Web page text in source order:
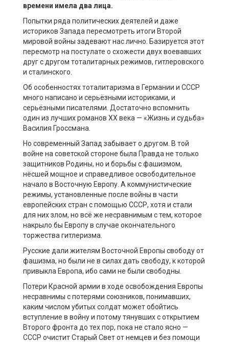
времени имела два лица.
Попытки ряда политических деятелей и даже
историков Запада пересмотреть итоги Второй
мировой войны задевают нас лично. Базируется этот
пересмотр на постулате о схожести двух воевавших
друг с другом тоталитарных режимов, гитлеровского
и сталинского.
Об особенностях тоталитаризма в Германии и СССР
много написано и серьёзными историками, и
серьёзными писателями. Достаточно вспомнить
один из лучших романов ХХ века — «Жизнь и судьба»
Василия Гроссмана.
Но современный Запад забывает о другом. В той
войне на советской стороне была Правда не только
защитников Родины, но и борьбы с фашизмом,
нёсшей мощное и справедливое освободительное
начало в Восточную Европу. А коммунистические
режимы, установленные после войны в части
европейских стран с помощью СССР, хотя и стали
для них злом, но всё же несравнимым с тем, которое
накрыло бы Европу в случае окончательного
торжества гитлеризма.
Русские дали жителям Восточной Европы свободу от
фашизма, но были не в силах дать свободу, к которой
привыкла Европа, ибо сами не были свободны.
Потери Красной армии в ходе освобождения Европы
несравнимы с потерями союзников, понимавших,
каким числом убитых солдат может обойтись
вступление в войну и потому тянувших с открытием
Второго фронта до тех пор, пока не стало ясно —
СССР очистит Старый Свет от немцев и без помощи